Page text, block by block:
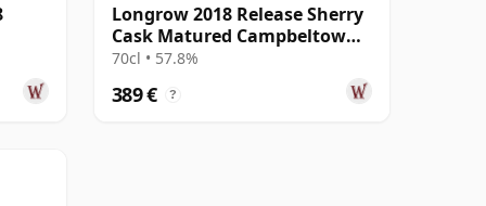
Longrow 2018 Release Sherry
Cask Matured Campbeltown
Singl 2003 14 años
70cl • 57.8%
389 € ?